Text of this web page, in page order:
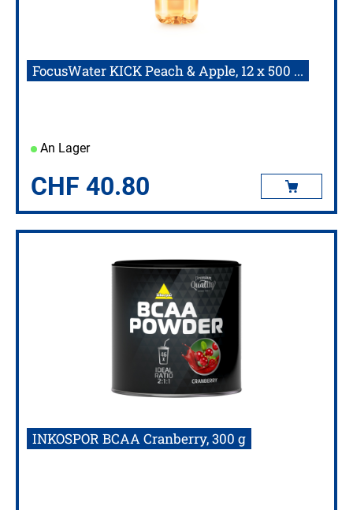
FocusWater KICK Peach & Apple, 12 x 500 ...
An Lager
CHF 40.80
INKOSPOR BCAA Cranberry, 300 g